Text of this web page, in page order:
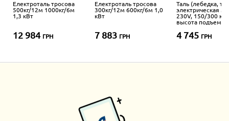
Електроталь тросова
500кг/12м 1000кг/6м
1,3 кВт
12 984 ГРН
Електроталь тросова
300кг/12м 600кг/6м 1,0
кВт
7 883 ГРН
Таль (лебедка,
электрическая
230V, 150/300 кг,
высота подъема
TRH0300
4 745 ГРН